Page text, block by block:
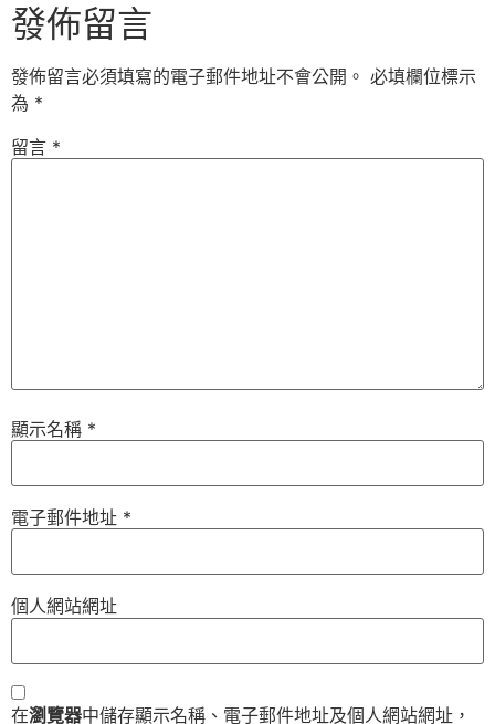
發佈留言
發佈留言必須填寫的電子郵件地址不會公開。 必填欄位標示
為 *
留言 *
顯示名稱 *
電子郵件地址 *
個人網站網址
在瀏覽器中儲存顯示名稱、電子郵件地址及個人網站網址，